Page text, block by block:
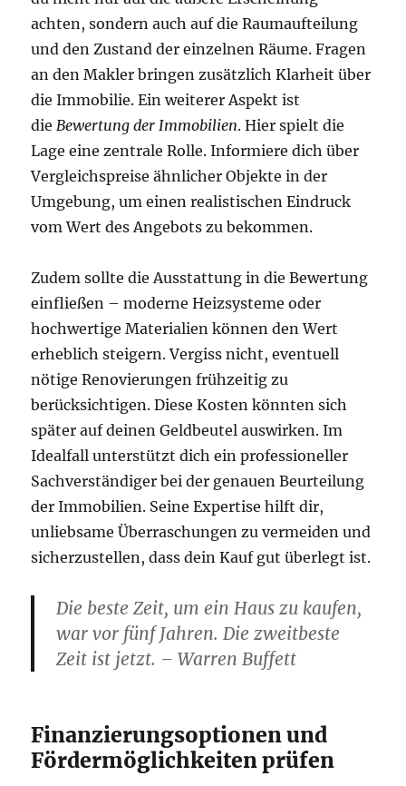
achten, sondern auch auf die Raumaufteilung
und den Zustand der einzelnen Räume. Fragen
an den Makler bringen zusätzlich Klarheit über
die Immobilie. Ein weiterer Aspekt ist
dieBewertung der Immobilien. Hier spielt die
Lage eine zentrale Rolle. Informiere dich über
Vergleichspreise ähnlicher Objekte in der
Umgebung, um einen realistischen Eindruck
vom Wert des Angebots zu bekommen.
Zudem sollte die Ausstattung in die Bewertung
einfließen – moderne Heizsysteme oder
hochwertige Materialien können den Wert
erheblich steigern. Vergiss nicht, eventuell
nötige Renovierungen frühzeitig zu
berücksichtigen. Diese Kosten könnten sich
später auf deinen Geldbeutel auswirken. Im
Idealfall unterstützt dich ein professioneller
Sachverständiger bei der genauen Beurteilung
der Immobilien. Seine Expertise hilft dir,
unliebsame Überraschungen zu vermeiden und
sicherzustellen, dass dein Kauf gut überlegt ist.
Die beste Zeit, um ein Haus zu kaufen,
war vor fünf Jahren. Die zweitbeste
Zeit ist jetzt. – Warren Buffett
Finanzierungsoptionen und
Fördermöglichkeiten prüfen